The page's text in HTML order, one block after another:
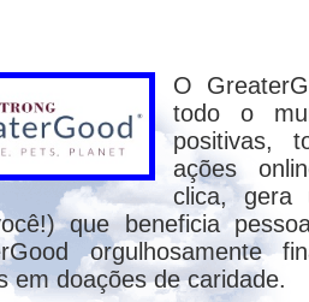
o Espiritismo,
ao livro de
(Mateus, Marcos,
Coríntios, Êxodo e
pelos cristãos
que Kardec pinçou
O
todo o
positivas,
ações
clica, gera
que beneficia
orgulhosamente
em doações de caridade.